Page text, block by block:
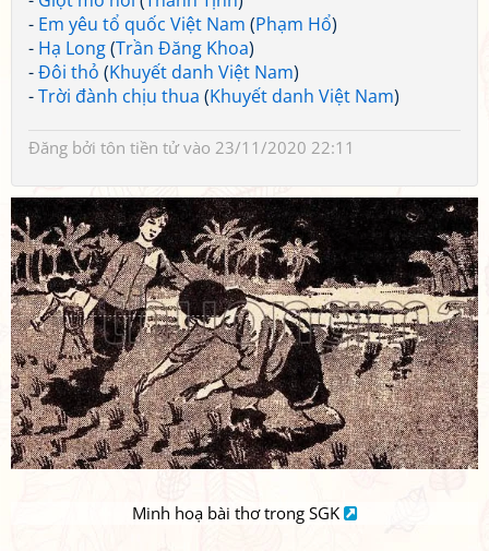
- Em yêu tổ quốc Việt Nam (Phạm Hổ)
- Hạ Long(Trần Đăng Khoa)
-Đôi thỏ (Khuyết danh Việt Nam)
-Trời đành chịu thua (Khuyết danh Việt Nam)
Đăng bởi tôn tiền tửvào 23/11/2020 22:11
Minh hoạ bài thơ trong SGK